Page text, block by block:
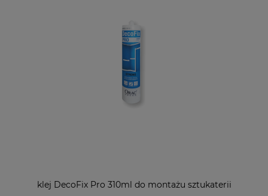
klej DecoFix Pro 310ml do montażu sztukaterii